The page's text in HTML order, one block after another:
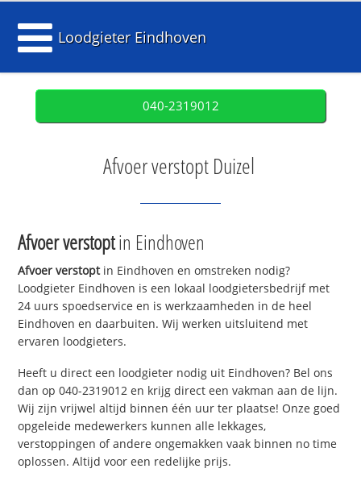
Loodgieter Eindhoven
040-2319012
Afvoer verstopt Duizel
Afvoer verstoptin Eindhoven
Afvoer verstoptin Eindhoven en omstreken nodig?
Loodgieter Eindhoven is een lokaal loodgietersbedrijf met
24 uurs spoedservice en is werkzaamheden in de heel
Eindhoven en daarbuiten. Wij werken uitsluitend met
ervaren loodgieters.
Heeft u direct een loodgieter nodig uit Eindhoven? Bel ons
dan op 040-2319012 en krijg direct een vakman aan de lijn.
Wij zijn vrijwel altijd binnen één uur ter plaatse! Onze goed
opgeleide medewerkers kunnen alle lekkages,
verstoppingen of andere ongemakken vaak binnen no time
oplossen. Altijd voor een redelijke prijs.